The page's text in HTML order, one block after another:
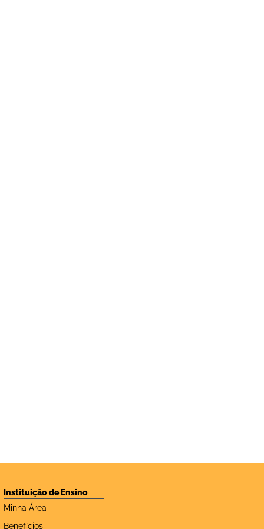
Instituição de Ensino
Minha Área
Benefícios